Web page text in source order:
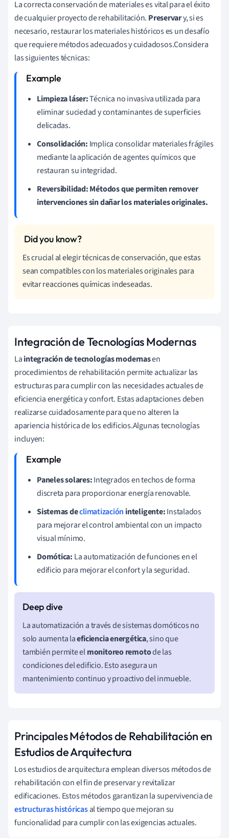
La correcta conservación de materiales es vital para el éxito
de cualquier proyecto de rehabilitación. Preservary, si es
necesario, restaurar los materiales históricos es un desafío
que requiere métodos adecuados y cuidadosos.Considera
las siguientes técnicas:
Limpieza láser:Técnica no invasiva utilizada para
eliminar suciedad y contaminantes de superficies
delicadas.
Consolidación: Implica consolidar materiales frágiles
mediante la aplicación de agentes químicos que
restauran su integridad.
Reversibilidad:Métodos que permiten remover
intervenciones sin dañar los materiales originales.
Es crucial al elegir técnicas de conservación, que estas
sean compatibles con los materiales originales para
evitar reacciones químicas indeseadas.
Integración de Tecnologías Modernas
Laintegración de tecnologías modernasen
procedimientos de rehabilitación permite actualizar las
estructuras para cumplir con las necesidades actuales de
eficiencia energética y confort. Estas adaptaciones deben
realizarse cuidadosamente para que no alteren la
apariencia histórica de los edificios.Algunas tecnologías
incluyen:
Paneles solares:Integrados en techos de forma
discreta para proporcionar energía renovable.
Sistemas declimatización inteligente:Instalados
para mejorar el control ambiental con un impacto
visual mínimo.
Domótica: La automatización de funciones en el
edificio para mejorar el confort y la seguridad.
La automatización a través de sistemas domóticos no
solo aumenta laeficiencia energética, sino que
también permite elmonitoreo remotode las
condiciones del edificio. Esto asegura un
mantenimiento continuo y proactivo del inmueble.
Principales Métodos de Rehabilitación en
Estudios de Arquitectura
Los estudios de arquitectura emplean diversos métodos de
rehabilitación con el fin de preservar y revitalizar
edificaciones. Estos métodos garantizan la supervivencia de
estructuras históricasal tiempo que mejoran su
funcionalidad para cumplir con las exigencias actuales.